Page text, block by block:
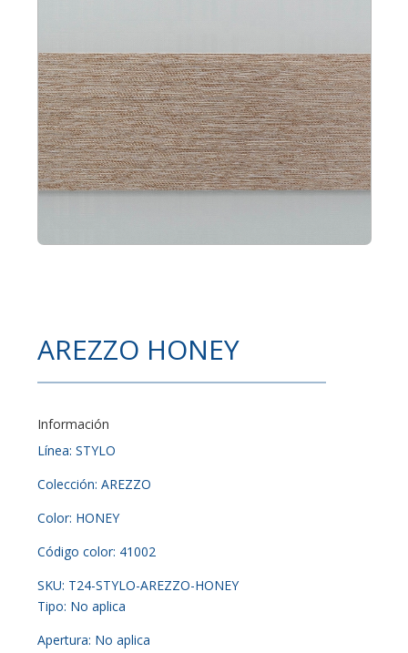
AREZZO HONEY
Información
Línea: STYLO
Colección: AREZZO
Color: HONEY
Código color: 41002
SKU: T24-STYLO-AREZZO-HONEY
Tipo: No aplica
Apertura: No aplica